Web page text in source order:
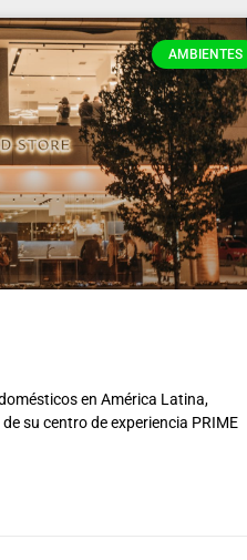
AMBIENTES
en América Latina,
su centro de experiencia PRIME